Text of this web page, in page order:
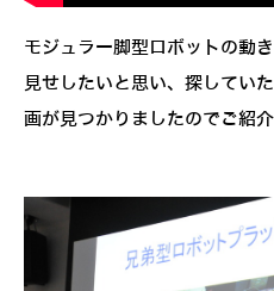
モジュラー脚型ロボットの動
見せしたいと思い、探してい
画が見つかりましたのでご紹介